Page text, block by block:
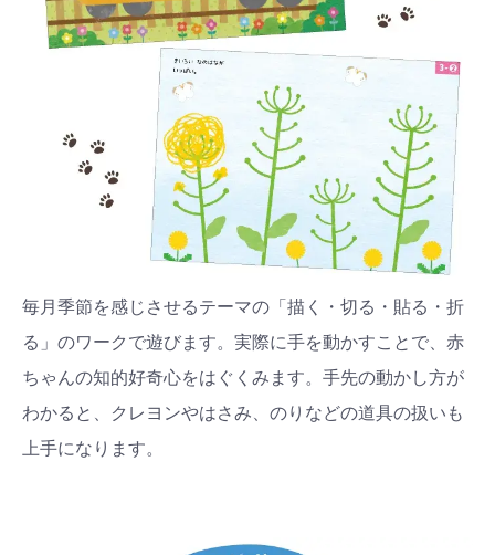
毎月季節を感じさせるテーマの「描く・切る・貼る・折
る」のワークで遊びます。実際に手を動かすことで、赤
ちゃんの知的好奇心をはぐくみます。手先の動かし方が
わかると、クレヨンやはさみ、のりなどの道具の扱いも
上手になります。